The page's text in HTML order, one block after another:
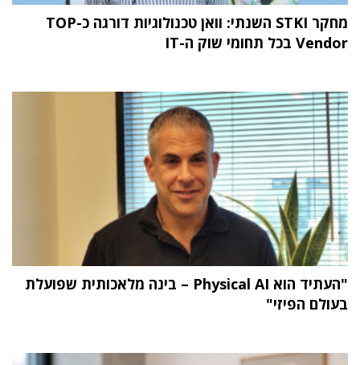
מחקר STKI השנתי: וואן טכנולוגיות דורגה כ-TOP
Vendor בכל תחומי שוק ה-IT
"העתיד הוא Physical AI – בינה מלאכותית שפועלת
בעולם הפיזי"